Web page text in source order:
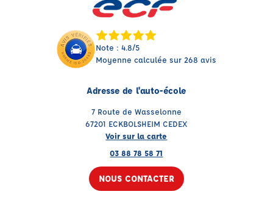
Note : 4.8/5
Moyenne calculée sur 268 avis
Adresse de l'auto-école
7 Route de Wasselonne
67201 ECKBOLSHEIM CEDEX
Voir sur la carte
03 88 78 58 71
NOUS CONTACTER